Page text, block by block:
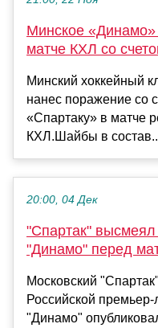
Минское «Динамо»
матче КХЛ со
Минский хоккейный
нанес поражение со
«Спартаку» в матче
КХЛ.Шайбы в
20:00, 04 Дек
"Спартак" высмеял
"Динамо" перед
Московский
Российской
"Динамо"